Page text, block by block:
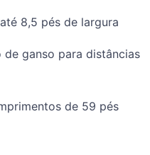
8,5 pés de largura
ganso para distâncias
de 59 pés